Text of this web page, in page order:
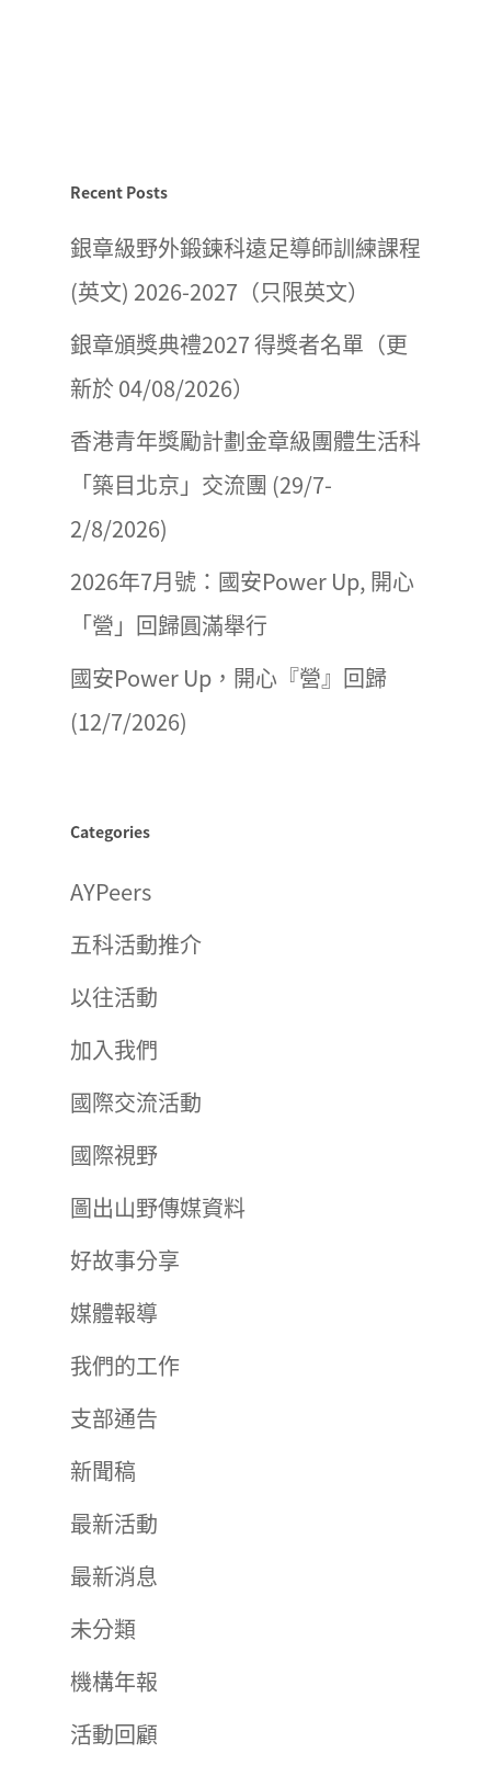
Recent Posts
銀章級野外鍛鍊科遠足導師訓練課程
(英文) 2026-2027（只限英文）
銀章頒獎典禮2027 得獎者名單（更
新於 04/08/2026）
香港青年獎勵計劃金章級團體生活科
「築目北京」交流團 (29/7-
2/8/2026)
2026年7月號：國安Power Up, 開心
「營」回歸圓滿舉行
國安Power Up，開心『營』回歸
(12/7/2026)
Categories
AYPeers
五科活動推介
以往活動
加入我們
國際交流活動
國際視野
圖出山野傳媒資料
好故事分享
媒體報導
我們的工作
支部通告
新聞稿
最新活動
最新消息
未分類
機構年報
活動回顧